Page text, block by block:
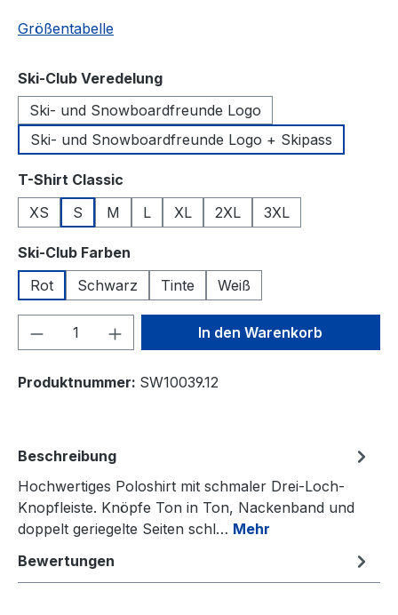
Größentabelle
Ski-Club Veredelungauswählen
Ski- und Snowboardfreunde Logo
Ski- und Snowboardfreunde Logo + Skipass
T-Shirt Classic
XS
S M L XL 2XL 3XL
Ski-Club Farben
Rot
Schwarz Tinte Weiß
Produkt Anzahl: Gib denIn den Warenkorb
Produktnummer: SW10039.12
Beschreibung
Hochwertiges Poloshirt mit schmaler Drei-Loch-
Knopfleiste. Knöpfe Ton in Ton, Nackenband und
doppelt geriegelte Seiten schl… Mehr
Bewertungen